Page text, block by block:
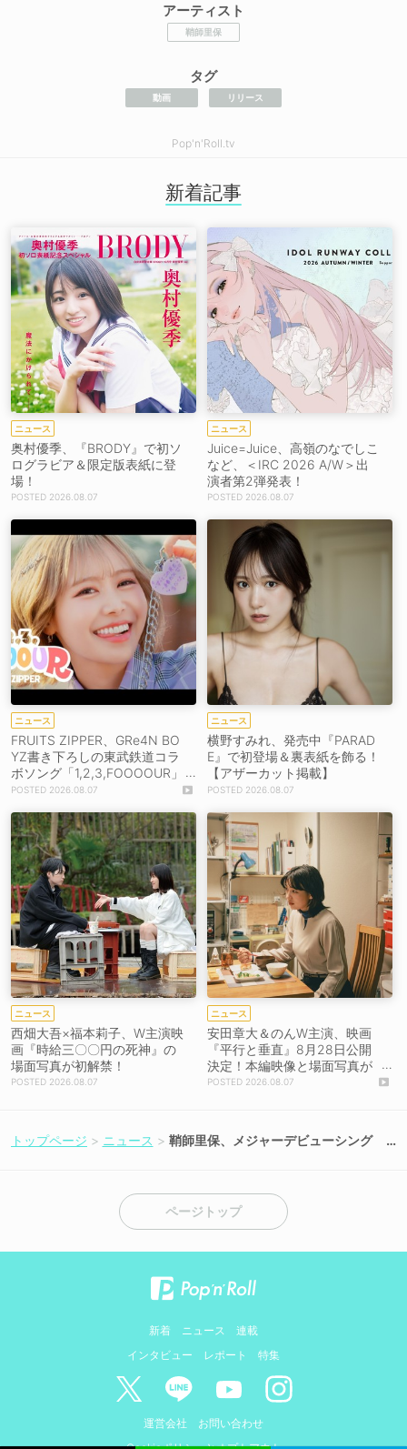
アーティスト
鞘師里保
タグ
動画 リリース
Pop'n'Roll.tv
新着記事
ニュース
奥村優季、『BRODY』で初ソ
ログラビア＆限定版表紙に登
場！
2026.08.07
ニュース
Juice=Juice、高嶺のなでしこ
など、＜IRC 2026 A/W＞出
演者第2弾発表！
2026.08.07
ニュース
FRUITS ZIPPER、GRe4N BO
YZ書き下ろしの東武鉄道コラ
ボソング「1,2,3,FOOOOUR」
をリリース＆MV公開！
2026.08.07
ニュース
横野すみれ、発売中『PARAD
E』で初登場＆裏表紙を飾る！
【アザーカット掲載】
2026.08.07
ニュース
西畑大吾×福本莉子、W主演映
画『時給三〇〇円の死神』の
場面写真が初解禁！
2026.08.07
ニュース
安田章大＆のんW主演、映画
『平行と垂直』8月28日公開
決定！本編映像と場面写真が
初解禁！2026.08.07
トップページ ニュース
鞘師里保、メジャーデビューシング
ページトップ
新着 ニュース
連載
インタビュー
レポート 特集
運営会社
お問い合わせ